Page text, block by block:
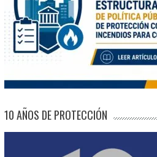
10 AÑOS DE PROTECCIÓN